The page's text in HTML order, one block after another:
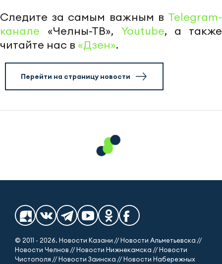
Следите за самым важным в Telegram-
канале «Челны-ТВ», Youtube, а также
читайте нас в «Дзен».
Перейти на страницу новости
© 2011 - 2026. Новости Казани // Новости Альметьевска //
Новости Челнов // Новости Нижнекамска // Новости
Чистополя // Новости Заинска // Новости Набережных